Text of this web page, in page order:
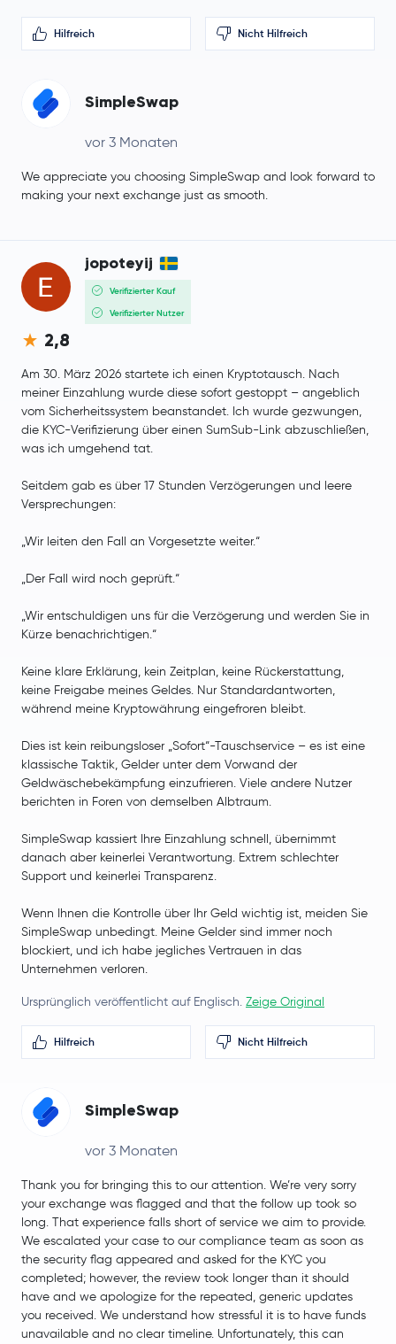
Hilfreich Nicht Hilfreich
SimpleSwap
vor 3 Monaten
We appreciate you choosing SimpleSwap and look forward to
making your next exchange just as smooth.
jopoteyij
Verifizierter Kauf
Verifizierter Nutzer
2,8
Am 30. März 2026 startete ich einen Kryptotausch. Nach
meiner Einzahlung wurde diese sofort gestoppt – angeblich
vom Sicherheitssystem beanstandet. Ich wurde gezwungen,
die KYC-Verifizierung über einen SumSub-Link abzuschließen,
was ich umgehend tat.
Seitdem gab es über 17 Stunden Verzögerungen und leere
Versprechungen:
„Wir leiten den Fall an Vorgesetzte weiter.“
„Der Fall wird noch geprüft.“
„Wir entschuldigen uns für die Verzögerung und werden Sie in
Kürze benachrichtigen.“
Keine klare Erklärung, kein Zeitplan, keine Rückerstattung,
keine Freigabe meines Geldes. Nur Standardantworten,
während meine Kryptowährung eingefroren bleibt.
Dies ist kein reibungsloser „Sofort“-Tauschservice – es ist eine
klassische Taktik, Gelder unter dem Vorwand der
Geldwäschebekämpfung einzufrieren. Viele andere Nutzer
berichten in Foren von demselben Albtraum.
SimpleSwap kassiert Ihre Einzahlung schnell, übernimmt
danach aber keinerlei Verantwortung. Extrem schlechter
Support und keinerlei Transparenz.
Wenn Ihnen die Kontrolle über Ihr Geld wichtig ist, meiden Sie
SimpleSwap unbedingt. Meine Gelder sind immer noch
blockiert, und ich habe jegliches Vertrauen in das
Unternehmen verloren.
Ursprünglich veröffentlicht auf Englisch. Zeige Original
Hilfreich Nicht Hilfreich
SimpleSwap
vor 3 Monaten
Thank you for bringing this to our attention. We’re very sorry
your exchange was flagged and that the follow up took so
long. That experience falls short of service we aim to provide.
We escalated your case to our compliance team as soon as
the security flag appeared and asked for the KYC you
completed; however, the review took longer than it should
have and we apologize for the repeated, generic updates
you received. We understand how stressful it is to have funds
unavailable and no clear timeline. Unfortunately, this can